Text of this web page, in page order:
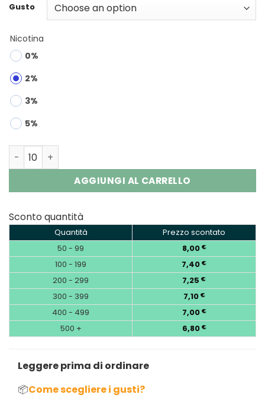
Gusto
Nicotina
0%
2%
3%
5%
Lavie 50000 Puffs Sour&Ice Control Disposable Vape
AGGIUNGI AL CARRELLO
Sconto quantità
Quantità
Prezzo scontato
50 - 99
8,00 €
100 - 199 7,40 €
200 - 299 7,25 €
300 - 399 7,10 €
400 - 499 7,00 €
500 + 6,80 €
Leggere prima di ordinare
📦Come scegliere i gusti?